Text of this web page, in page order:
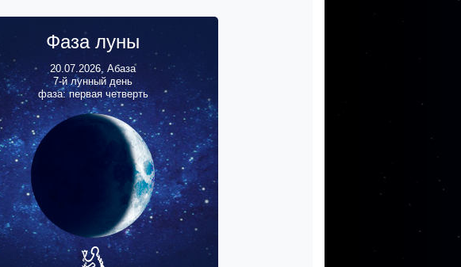
Фаза луны
20.07.2026, Абаза
7-й лунный день
фаза: первая четверть